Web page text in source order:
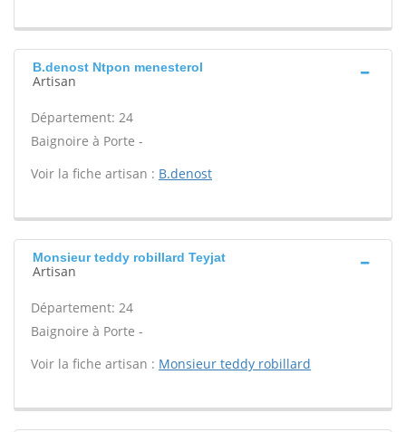
B.denost Ntpon menesterol
Artisan
Département: 24
Baignoire à Porte -
Voir la fiche artisan : B.denost
Monsieur teddy robillard Teyjat
Artisan
Département: 24
Baignoire à Porte -
Voir la fiche artisan : Monsieur teddy robillard